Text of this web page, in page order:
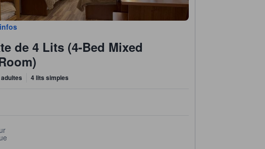
de 4 Lits (4-Bed Mixed
4 lits simples